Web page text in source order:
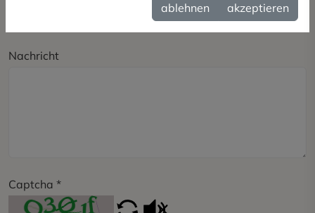
Nachricht
Captcha *
ablehnen akzeptieren